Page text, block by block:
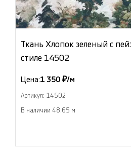
Ткань Хлопок зеленый с
стиле 14502
Цена:1 350 ₽/м
Артикул: 14502
В наличии 48.65 м